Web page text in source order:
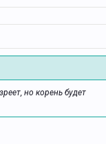
но корень будет